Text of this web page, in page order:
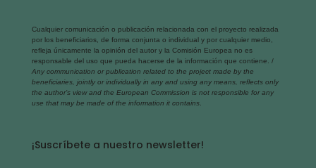
Cualquier comunicación o publicación relacionada con el proyecto realizada
por los beneficiarios, de forma conjunta o individual y por cualquier medio,
refleja únicamente la opinión del autor y la Comisión Europea no es
responsable del uso que pueda hacerse de la información que contiene. /
Any communication or publication related to the project made by the
beneficiaries, jointly or individually in any and using any means, reflects only
the author’s view and the European Commission is not responsible for any
use that may be made of the information it contains.
¡Suscríbete a nuestro newsletter!